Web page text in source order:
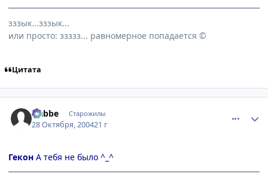
зззык...зззык...
или просто: ззззз... равномерное попадается ©
Цитата
Nabbe Старожилы
28 Октября, 200421 г
Гекон А тебя не было ^_^